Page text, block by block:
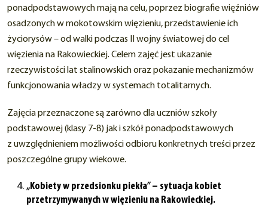
ponadpodstawowych mają na celu, poprzez biografie więźniów
osadzonych w mokotowskim więzieniu, przedstawienie ich
życiorysów – od walki podczas II wojny światowej do cel
więzienia na Rakowieckiej. Celem zajęć jest ukazanie
rzeczywistości lat stalinowskich oraz pokazanie mechanizmów
funkcjonowania władzy w systemach totalitarnych.
Zajęcia przeznaczone są zarówno dla uczniów szkoły
podstawowej (klasy 7-8) jak i szkół ponadpodstawowych
z uwzględnieniem możliwości odbioru konkretnych treści przez
poszczególne grupy wiekowe.
„Kobiety w przedsionku piekła” – sytuacja kobiet
przetrzymywanych w więzieniu na Rakowieckiej.